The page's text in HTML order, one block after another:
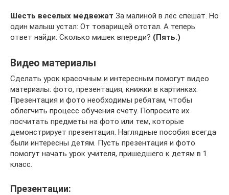
Шесть веселых медвежат За малиной в лес спешат. Но
один малыш устал: От товарищей отстал. А теперь
ответ найди: Сколько мишек впереди? (Пять.)
Видео материалы
Сделать урок красочным и интересным помогут видео
материалы: фото, презентация, книжки в картинках.
Презентация и фото необходимы ребятам, чтобы
облегчить процесс обучения счету. Попросите их
посчитать предметы на фото или тем, которые
демонстрирует презентация. Наглядные пособия всегда
были интересны детям. Пусть презентация и фото
помогут начать урок учителя, пришедшего к детям в 1
класс.
Презентации: